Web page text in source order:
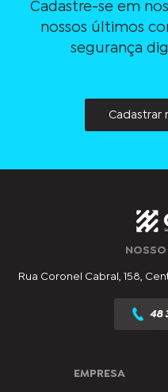
Cadastre-se em
nossos últimos
segurança
Cadastrar
NOSSO
Rua Coronel Cabral, 158,
48
EMPRESA